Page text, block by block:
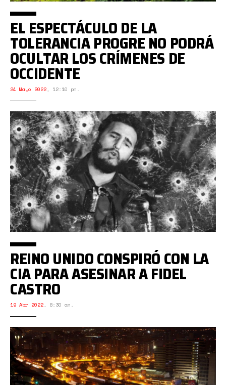
EL ESPECTÁCULO DE LA
TOLERANCIA PROGRE NO PODRÁ
OCULTAR LOS CRÍMENES DE
OCCIDENTE
24 Mayo 2022, 12:10 pm.
REINO UNIDO CONSPIRÓ CON LA
CIA PARA ASESINAR A FIDEL
CASTRO
19 Abr 2022, 8:30 am.